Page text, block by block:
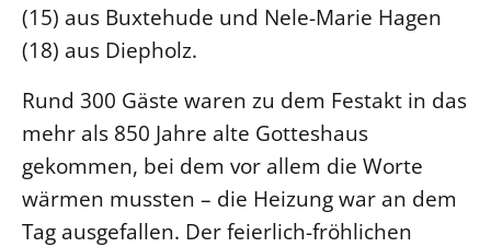
(15) aus Buxtehude und Nele-Marie Hagen
(18) aus Diepholz.
Rund 300 Gäste waren zu dem Festakt in das
mehr als 850 Jahre alte Gotteshaus
gekommen, bei dem vor allem die Worte
wärmen mussten – die Heizung war an dem
Tag ausgefallen. Der feierlich-fröhlichen
BIBLIOTHEK & ARCHIV
SERVICE
Älterwerden im Pfarrberuf
Beteiligungsverfahren
Beschwerdestellen
Ephoralbüro